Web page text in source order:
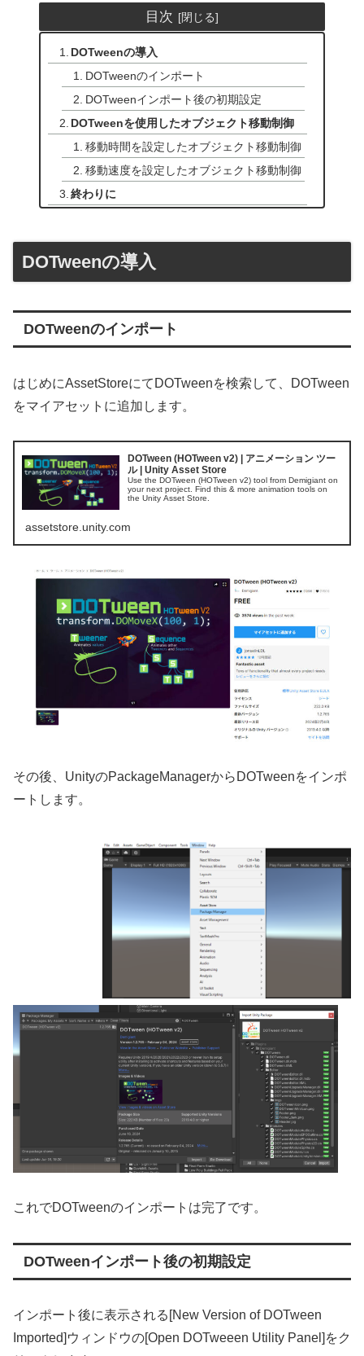
目次
DOTweenの導入
DOTweenのインポート
DOTweenインポート後の初期設定
DOTweenを使用したオブジェクト移動制御
移動時間を設定したオブジェクト移動制御
移動速度を設定したオブジェクト移動制御
終わりに
DOTweenの導入
DOTweenのインポート
はじめにAssetStoreにてDOTweenを検索して、DOTween
をマイアセットに追加します。
DOTween (HOTween v2) | アニメーション ツー
ル | Unity Asset Store
Use the DOTween (HOTween v2) tool from Demigiant on
your next project. Find this & more animation tools on
the Unity Asset Store.
assetstore.unity.com
その後、UnityのPackageManagerからDOTweenをインポ
ートします。
これでDOTweenのインポートは完了です。
DOTweenインポート後の初期設定
インポート後に表示される[New Version of DOTween
Imported]ウィンドウの[Open DOTweeen Utility Panel]をク